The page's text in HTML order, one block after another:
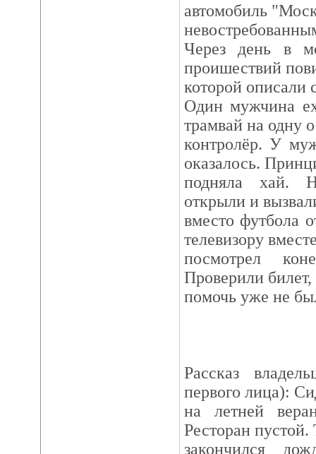
автомобиль
Через день в
проишествий
которой описали
Один мужчина
трамвай на одну
контролёр. У
оказалось.
подняла хай.
открыли и
вместо футбола
телевизору
посмотрел
Проверили
помочь уже не
Рассказ
первого лица):
на летней
Ресторан пустой.
закончился